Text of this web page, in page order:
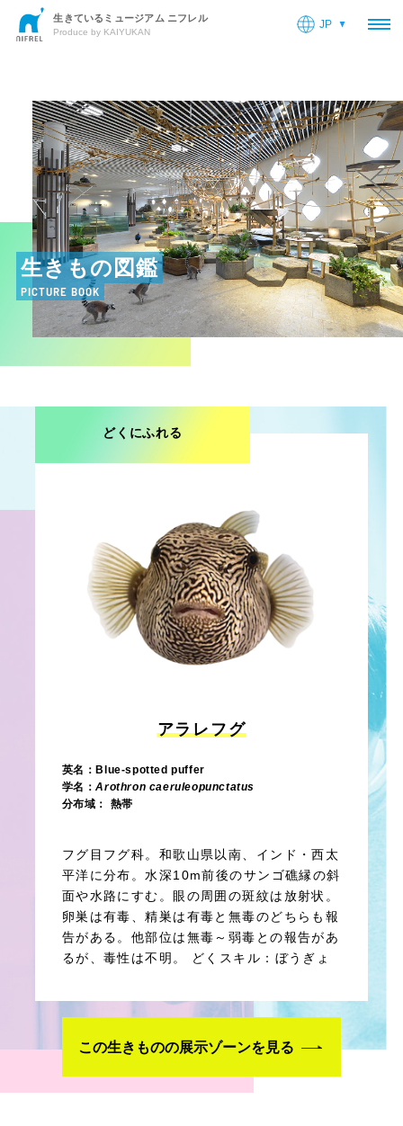
生きているミュージアム ニフレル
Produce by KAIYUKAN
JP
生きもの図鑑
PICTURE BOOK
どくにふれる
アラレフグ
英名：Blue-spotted puffer
学名：Arothron caeruleopunctatus
分布域： 熱帯
フグ目フグ科。和歌山県以南、インド・西太
平洋に分布。水深10m前後のサンゴ礁縁の斜
面や水路にすむ。眼の周囲の斑紋は放射状。
卵巣は有毒、精巣は有毒と無毒のどちらも報
告がある。他部位は無毒～弱毒との報告があ
るが、毒性は不明。 どくスキル：ぼうぎょ
この生きものの展示ゾーンを見る